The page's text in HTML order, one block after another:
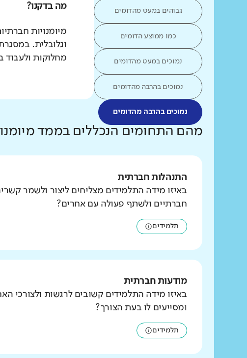
גבוהים במעט מהדומים
כמו ממוצע הדומים
נמוכים במעט מהדומים
נמוכים בהרבה מהדומים
נמוכים בהרבה מהדומים
מה בדקנו?
מיומנויות
וגלובלית.
מחלוקות ולעבוד
מהם התחומים הנכללים בממד
התנהלות חברתית
באיזו מידה התלמידים מצליחים ליצור ולשמר
חברתיים ולשתף פעולה עם אחרים?
תלמידים
מודעות חברתית
באיזו מידה התלמידים קשובים לרגשות ולצורכי
ומסייעים לו בעת הצורך?
תלמידים